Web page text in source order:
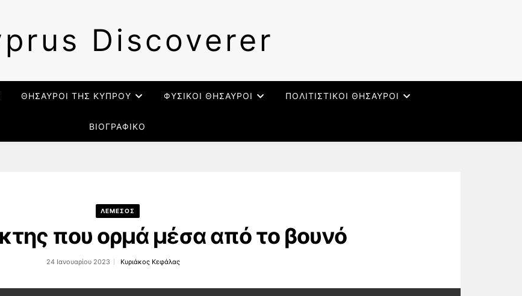
Discoverer
ΘΗΣΑΥΡΟΙ ΤΗΣ ΚΥΠΡΟΥ ΦΥΣΙΚΟΙ ΘΗΣΑΥΡΟΙ ΠΟΛΙΤΙΣΤΙΚΟΙ ΘΗΣΑΥΡΟΙ
ΒΙΟΓΡΑΦΙΚΟ
ΛΕΜΕΣΟΣ
που ορμά μέσα από το βουνό
24 Ιανουαρίου 2023 Κυριάκος Κεφάλας